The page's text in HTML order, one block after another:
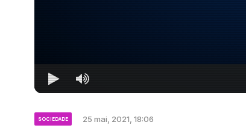
SOCIEDADE 25 mai, 2021, 18:06